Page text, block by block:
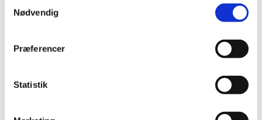
Nødvendig
Præferencer
Statistik
Like us